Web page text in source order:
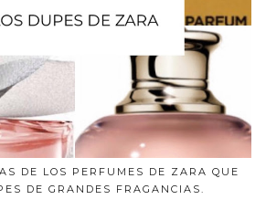
DE LOS PERFUMES DE ZARA QUE
DE GRANDES FRAGANCIAS.